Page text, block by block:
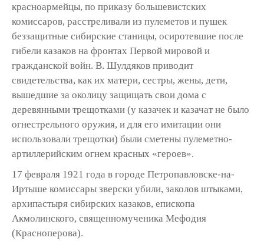
красноармейцы, по приказу большевистских
комиссаров, расстреливали из пулеметов и пушек
беззащитные сибирские станицы, осиротевшие после
гибели казаков на фронтах Первой мировой и
гражданской войн. В. Шулдяков приводит
свидетельства, как их матери, сестры, жены, дети,
вышедшие за околицу защищать свои дома с
деревянными трещотками (у казачек и казачат не было
огнестрельного оружия, и для его имитации они
использовали трещотки) были сметены пулеметно-
артиллерийским огнем красных «героев».
17 февраля 1921 года в городе Петропавловске-на-
Иртыше комиссары зверски убили, заколов штыками,
архипастыря сибирских казаков, епископа
Акмолинского, священномученика Мефодия
(Красноперова).